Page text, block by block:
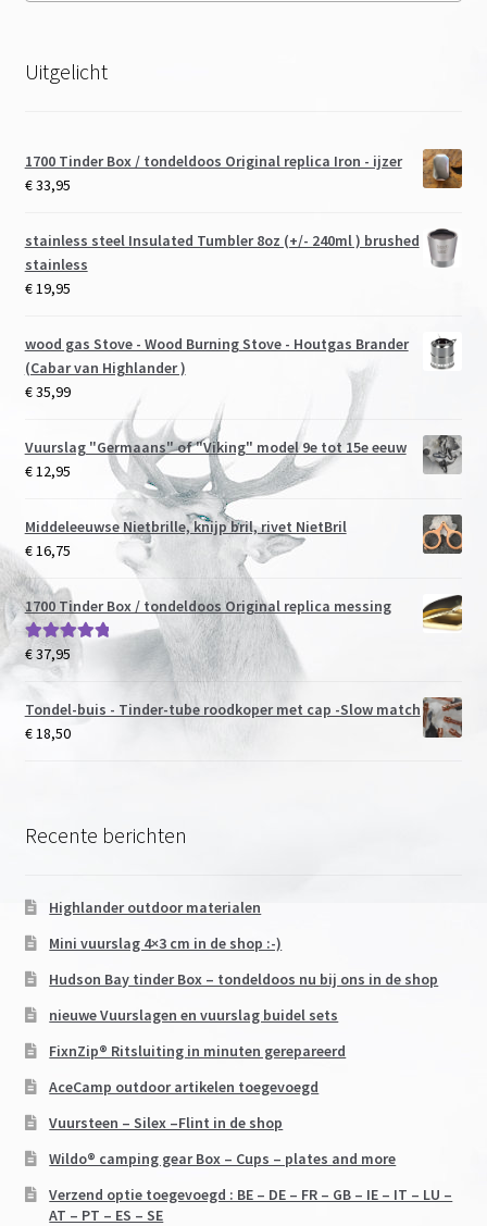
Uitgelicht
1700 Tinder Box / tondeldoos Original replica Iron - ijzer
€33,95
stainless steel Insulated Tumbler 8oz (+/- 240ml ) brushed
stainless
€19,95
wood gas Stove - Wood Burning Stove - Houtgas Brander
(Cabar van Highlander )
€35,99
Vuurslag "Germaans" of "Viking" model 9e tot 15e eeuw
€12,95
Middeleeuwse Nietbrille, knijp bril, rivet NietBril
€16,75
1700 Tinder Box / tondeldoos Original replica messing
Gewaardeerd
5.00uit 5
€37,95
Tondel-buis - Tinder-tube roodkoper met cap -Slow match
€18,50
Recente berichten
Highlander outdoor materialen
Mini vuurslag 4×3 cm in de shop :-)
Hudson Bay tinder Box – tondeldoos nu bij ons in de shop
nieuwe Vuurslagen en vuurslag buidel sets
FixnZip® Ritsluiting in minuten gerepareerd
AceCamp outdoor artikelen toegevoegd
Vuursteen – Silex –Flint in de shop
Wildo® camping gear Box – Cups – plates and more
Verzend optie toegevoegd : BE – DE – FR – GB – IE – IT – LU –
AT – PT – ES – SE